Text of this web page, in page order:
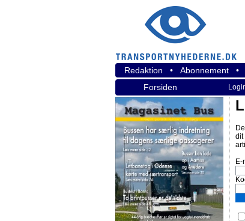
Redaktion • Abonnement •
Forsiden
dit